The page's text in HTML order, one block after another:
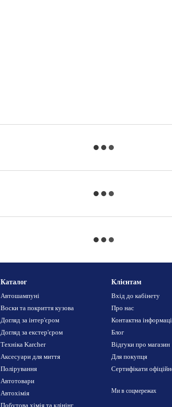
Каталог
Автошампуні
Воски та покриття кузова
Догляд за інтер'єром
Догляд за екстер'єром
Техніка Karcher
Аксесуари для миття
Полірування
Автотовари
Автохімія
Побутова хімія та клінінг
Клієнтам
Вхід до кабінету
Про нас
Контактна
Блог
Відгуки про магазин
Для покупця
Сертифікати
Ми в соцмережах